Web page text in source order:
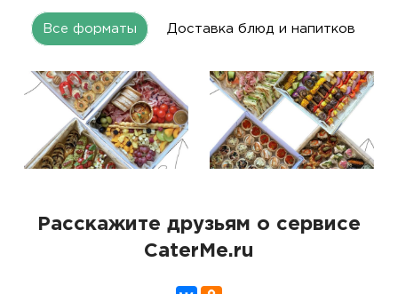
Все форматы Доставка блюд и напитков
Расскажите друзьям о сервисе
CaterMe.ru